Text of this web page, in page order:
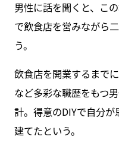
男性に話を聞くと、こ
で飲食店を営みながら
う。
飲食店を開業するまで
など多彩な職歴をもつ
計。得意のDIYで自分
建てたという。